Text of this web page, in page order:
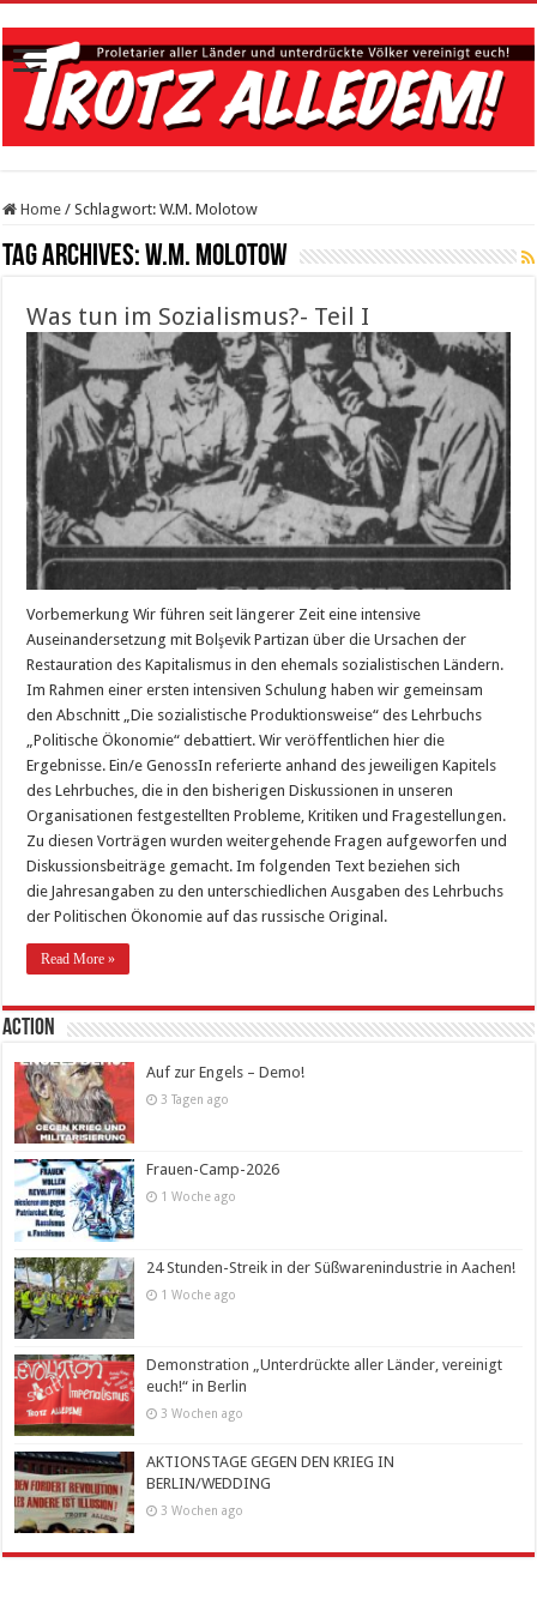
Home / Schlagwort:W.M. Molotow
Tag Archives:W.M. Molotow
Was tun im Sozialismus?- Teil I
Vorbemerkung Wir führen seit längerer Zeit eine intensive
Auseinandersetzung mit Bolşevik Partizan über die Ursachen der
Restauration des Kapitalismus in den ehemals sozialistischen Ländern.
Im Rahmen einer ersten intensiven Schulung haben wir gemeinsam
den Abschnitt „Die sozialistische Produktionsweise“ des Lehrbuchs
„Politische Ökonomie“ debattiert. Wir veröffentlichen hier die
Ergebnisse. Ein/e GenossIn referierte anhand des jeweiligen Kapitels
des Lehrbuches, die in den bisherigen Diskussionen in unseren
Organisationen festgestellten Probleme, Kritiken und Fragestellungen.
Zu diesen Vorträgen wurden weitergehende Fragen aufgeworfen und
Diskussionsbeiträge gemacht. Im folgenden Text beziehen sich
die Jahresangaben zu den unterschiedlichen Ausgaben des Lehrbuchs
der Politischen Ökonomie auf das russische Original.
Read More »
Action
Auf zur Engels – Demo!
3 Tagen ago
Frauen-Camp-2026
1 Woche ago
24 Stunden-Streik in der Süßwarenindustrie in Aachen!
1 Woche ago
Demonstration „Unterdrückte aller Länder, vereinigt
euch!“ in Berlin
3 Wochen ago
AKTIONSTAGE GEGEN DEN KRIEG IN
BERLIN/WEDDING
3 Wochen ago